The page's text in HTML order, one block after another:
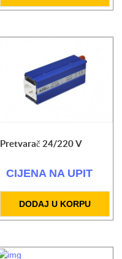
Pretvarač 24/220 V
CIJENA NA UPIT
DODAJ U KORPU